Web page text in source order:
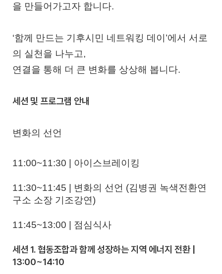
을 만들어가고자 합니다.
‘함께 만드는 기후시민 네트워킹 데이’에서 서로
의 실천을 나누고,
연결을 통해 더 큰 변화를 상상해 봅니다.
세션 및 프로그램 안내
변화의 선언
11:00~11:30 | 아이스브레이킹
11:30~11:45 | 변화의 선언 (김병권 녹색전환연
구소 소장 기조강연)
11:45~13:00 | 점심식사
세션 1. 협동조합과 함께 성장하는 지역 에너지 전환 |
13:00~14:10